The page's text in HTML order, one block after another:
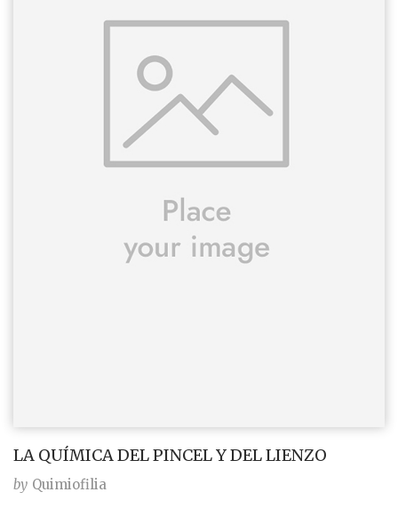
LA QUÍMICA DEL PINCEL Y DEL LIENZO
by Quimiofilia